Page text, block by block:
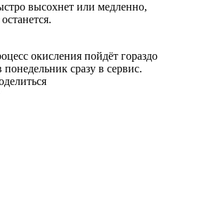
высохнет или медленно,
окисления пойдёт гораздо
сразу в сервис.